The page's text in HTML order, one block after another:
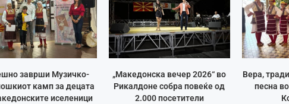
заврши Музичко-
камп за децата
иселеници
„Македонска вечер 2026“ во
Рикалдоне собра повеќе од
2.000 посетители
Вера,
песна